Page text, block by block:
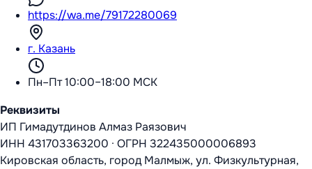
https://wa.me/79172280069
г. Казань
Пн–Пт 10:00–18:00 МСК
Реквизиты
ИП Гимадутдинов Алмаз Раязович
ИНН 431703363200 · ОГРН 322435000006893
Кировская область, город Малмыж, ул. Физкультурная,